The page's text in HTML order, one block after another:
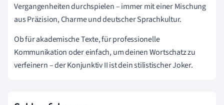
Vergangenheiten durchspielen – immer mit einer Mischung
aus Präzision, Charme und deutscher Sprachkultur.
Ob für akademische Texte, für professionelle
Kommunikation oder einfach, um deinen Wortschatz zu
verfeinern – der Konjunktiv II ist dein stilistischer Joker.